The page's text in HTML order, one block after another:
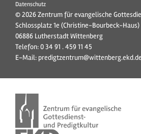
Datenschutz
© 2026 Zentrum für evangelische
Schlossplatz 1e (Christine-Bourbeck-Haus)
06886 Lutherstadt Wittenberg
Telefon:0 34 91 . 459 11 45
E-Mail: predigtzentrum@wittenberg.ekd.de